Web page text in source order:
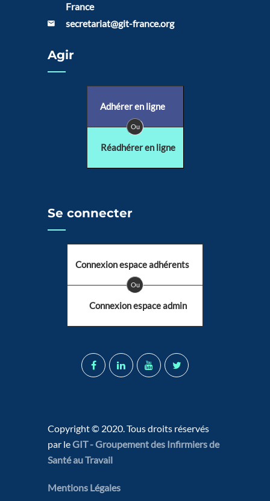
France
secretariat@git-france.org
Agir
Adhérer en ligne
Ou
Réadhérer en ligne
Se connecter
Connexion espace adhérents
Ou
Connexion espace admin
Copyright © 2020. Tous droits réservés
par leGIT - Groupement des Infirmiers de
Santé au Travail
Mentions Légales